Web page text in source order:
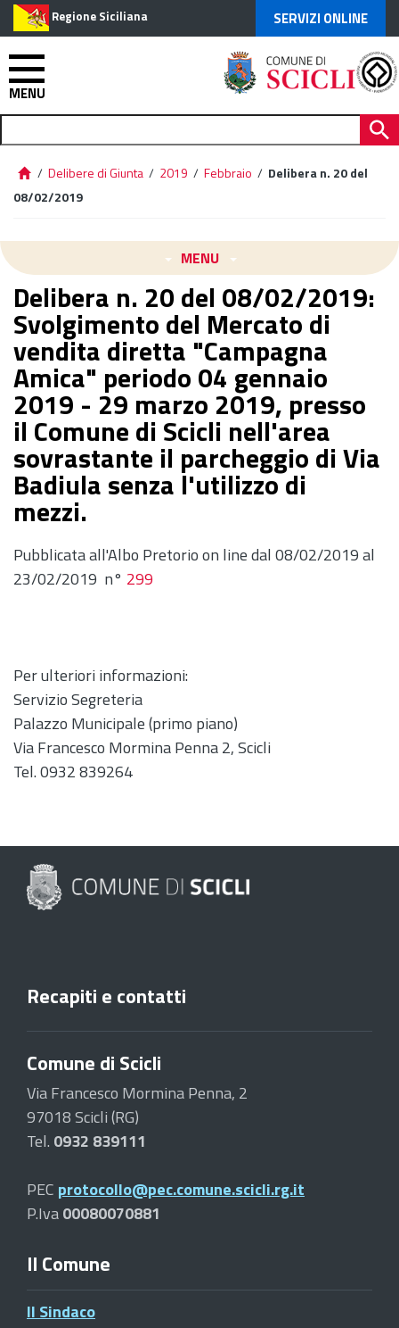
Regione Siciliana SERVIZI ONLINE
MENU
/ Delibere di Giunta / 2019 / Febbraio / Delibera n. 20 del
08/02/2019
MENU
Delibera n. 20 del 08/02/2019:
Svolgimento del Mercato di
vendita diretta "Campagna
Amica" periodo 04 gennaio
2019 - 29 marzo 2019, presso
il Comune di Scicli nell'area
sovrastante il parcheggio di Via
Badiula senza l'utilizzo di
mezzi.
Pubblicata all'Albo Pretorio on line dal 08/02/2019 al
23/02/2019 n° 299
Per ulteriori informazioni:
Servizio Segreteria
Palazzo Municipale (primo piano)
Via Francesco Mormina Penna 2, Scicli
Tel. 0932 839264
Recapiti e contatti
Comune di Scicli
Via Francesco Mormina Penna, 2
97018 Scicli (RG)
Tel. 0932 839111
PEC protocollo@pec.comune.scicli.rg.it
P.Iva00080070881
Il Comune
Il Sindaco